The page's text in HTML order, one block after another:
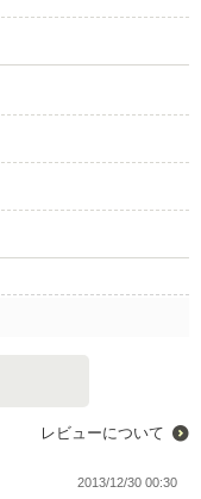
レビューについて
2013/12/30 00:30